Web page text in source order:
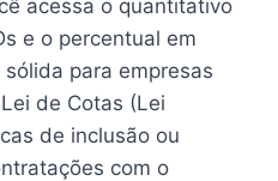
acessa o quantitativo
e o percentual em
para empresas
de Cotas (Lei
de inclusão ou
com o